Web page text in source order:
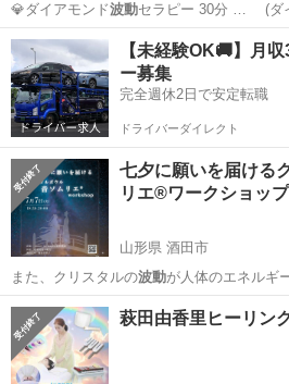
💎ダイアモンド波動 セラピー
き) 6… 間 #ダイアモンド波動セラピー #心
千葉 成田市 成田駅 その他 ヒ
【未経験OK🚚】月
ー募集
完全週休2日で安定転職
ドライバーダイレクト
七夕に願いを届ける
リエ®ワークショップ
山形県 酒田市
また、クリスタルの波動が人体のエネルギ
動も調整されていきま…
山形 酒田市 ワークショップ
萩田由香里ヒーリン